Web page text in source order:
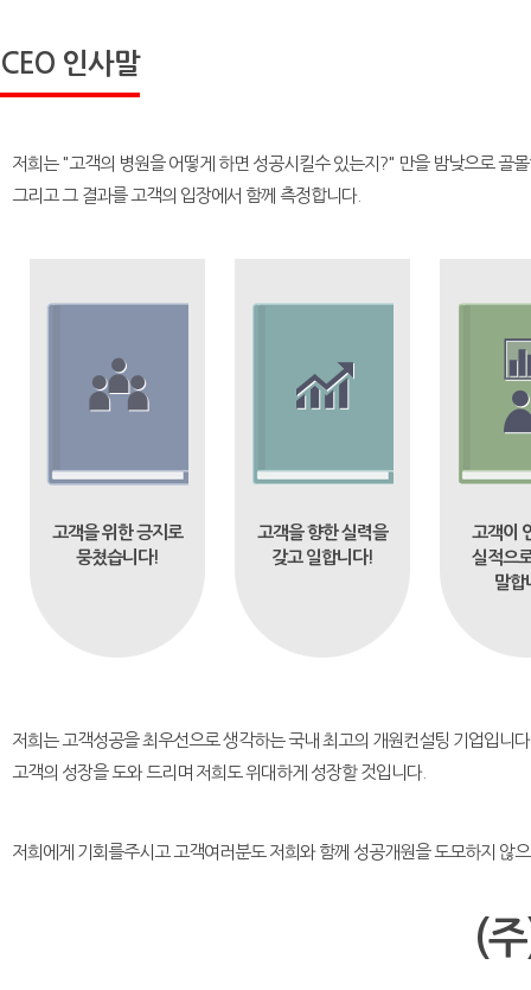
CEO 인사말
저희는 "고객의 병원을 어떻게 하면 성공시킬수 있는지?" 만을 밤낮으로 골
그리고 그 결과를 고객의 입장에서 함께 측정합니다.
고객을 위한 긍지로
뭉쳤습니다!
고객을 향한 실력을
갖고 일합니다!
고객이
실적으
말합
저희는 고객성공을 최우선으로 생각하는 국내 최고의 개원컨설팅 기업입니
고객의 성장을 도와 드리며 저희도 위대하게 성장할 것입니다.
저희에게 기회를주시고 고객여러분도 저희와 함께 성공개원을 도모하지 않
(